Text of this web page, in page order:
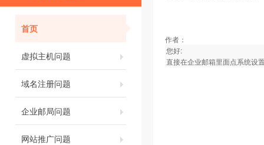
首页
虚拟主机问题
域名注册问题
企业邮局问题
网站推广问题
作者：
您好:
直接在企业邮箱里面点系统设